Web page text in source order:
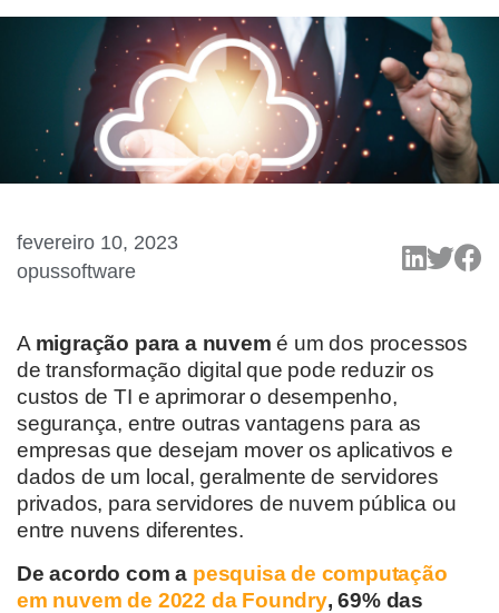
fevereiro 10, 2023
opussoftware
A migração para a nuvem é um dos processos
de transformação digital que pode reduzir os
custos de TI e aprimorar o desempenho,
segurança, entre outras vantagens para as
empresas que desejam mover os aplicativos e
dados de um local, geralmente de servidores
privados, para servidores de nuvem pública ou
entre nuvens diferentes.
De acordo com a pesquisa de computação
em nuvem de 2022 da Foundry, 69% das